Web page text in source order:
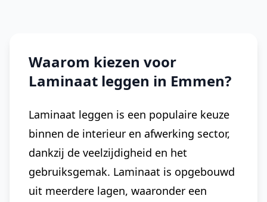
Waarom kiezen voor
Laminaat leggen in Emmen?
Laminaat leggen is een populaire keuze
binnen de interieur en afwerking sector,
dankzij de veelzijdigheid en het
gebruiksgemak. Laminaat is opgebouwd
uit meerdere lagen, waaronder een